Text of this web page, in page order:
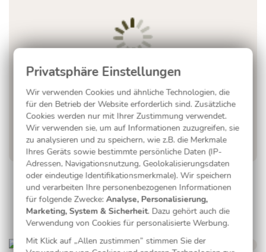
Eukalyptus Liebe
Wir verwenden Cookies und ähnliche Technologien, die
für den Betrieb der Website erforderlich sind. Zusätzliche
Cookies werden nur mit Ihrer Zustimmung verwendet.
Wir verwenden sie, um auf Informationen zuzugreifen, sie
zu analysieren und zu speichern, wie z.B. die Merkmale
Ihres Geräts sowie bestimmte persönliche Daten (IP-
Adressen, Navigationsnutzung, Geolokalisierungsdaten
oder eindeutige Identifikationsmerkmale). Wir speichern
und verarbeiten Ihre personenbezogenen Informationen
für folgende Zwecke:Analyse, Personalisierung,
Marketing, System & Sicherheit. Dazu gehört auch die
Verwendung von Cookies für personalisierte Werbung.
Mit Klick auf „Allen zustimmen” stimmen Sie der